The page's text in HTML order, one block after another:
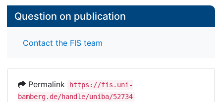
Question on publication
Contact the FIS team
Permalink
https://fis.uni-
bamberg.de/handle/uniba/52734